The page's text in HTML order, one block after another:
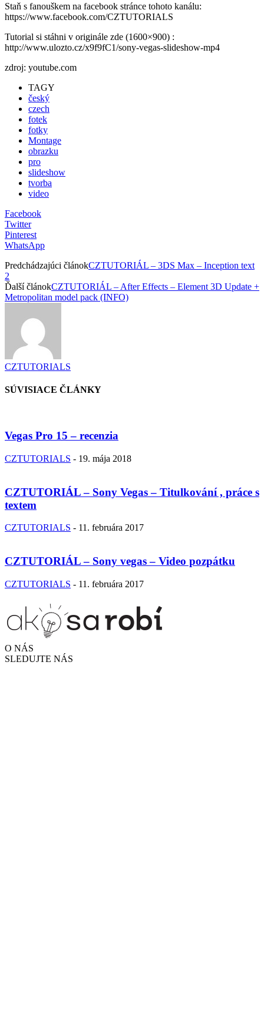
Staň s fanouškem na facebook stránce tohoto kanálu:
https://www.facebook.com/CZTUTORIALS
Tutorial si stáhni v originále zde (1600×900) :
http://www.ulozto.cz/x9f9fC1/sony-vegas-slideshow-mp4
zdroj: youtube.com
TAGY
český
czech
fotek
fotky
Montage
obrazku
pro
slideshow
tvorba
video
Facebook
Twitter
Pinterest
WhatsApp
Predchádzajúci článokCZTUTORIÁL – 3DS Max – Inception text
2
Ďalší článokCZTUTORIÁL – After Effects – Element 3D Update +
Metropolitan model pack (INFO)
CZTUTORIALS
SÚVISIACE ČLÁNKY
Vegas Pro 15 – recenzia
CZTUTORIALS - 19. mája 2018
CZTUTORIÁL – Sony Vegas – Titulkování , práce s
textem
CZTUTORIALS - 11. februára 2017
CZTUTORIÁL – Sony vegas – Video pozpátku
CZTUTORIALS - 11. februára 2017
O NÁS
SLEDUJTE NÁS